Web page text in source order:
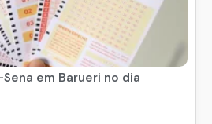
em Barueri no dia